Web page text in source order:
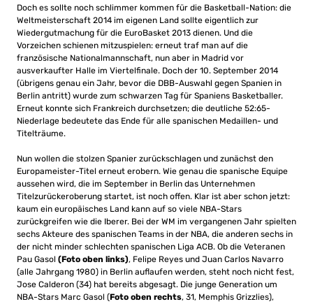
Doch es sollte noch schlimmer kommen für die Basketball-Nation: die
Weltmeisterschaft 2014 im eigenen Land sollte eigentlich zur
Wiedergutmachung für die EuroBasket 2013 dienen. Und die
Vorzeichen schienen mitzuspielen: erneut traf man auf die
französische Nationalmannschaft, nun aber in Madrid vor
ausverkaufter Halle im Viertelfinale. Doch der 10. September 2014
(übrigens genau ein Jahr, bevor die DBB-Auswahl gegen Spanien in
Berlin antritt) wurde zum schwarzen Tag für Spaniens Basketballer.
Erneut konnte sich Frankreich durchsetzen; die deutliche 52:65-
Niederlage bedeutete das Ende für alle spanischen Medaillen- und
Titelträume.
Nun wollen die stolzen Spanier zurückschlagen und zunächst den
Europameister-Titel erneut erobern. Wie genau die spanische Equipe
aussehen wird, die im September in Berlin das Unternehmen
Titelzurückeroberung startet, ist noch offen. Klar ist aber schon jetzt:
kaum ein europäisches Land kann auf so viele NBA-Stars
zurückgreifen wie die Iberer. Bei der WM im vergangenen Jahr spielten
sechs Akteure des spanischen Teams in der NBA, die anderen sechs in
der nicht minder schlechten spanischen Liga ACB. Ob die Veteranen
Pau Gasol (Foto oben links), Felipe Reyes und Juan Carlos Navarro
(alle Jahrgang 1980) in Berlin auflaufen werden, steht noch nicht fest,
Jose Calderon (34) hat bereits abgesagt. Die junge Generation um
NBA-Stars Marc Gasol (Foto oben rechts, 31, Memphis Grizzlies),